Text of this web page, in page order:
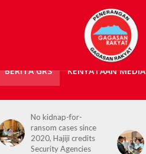
BERITA GRS KENYATAAN MEDIA
PROTUNe bukan
sekadar
pertandingan, ia
platform bentuk